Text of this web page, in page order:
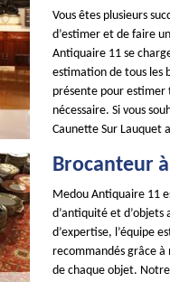
Vous êtes plusieurs
d’estimer et de faire
Antiquaire 11 se
estimation de tous les
présente pour estimer
nécessaire. Si vous
Caunette Sur Lauquet
Brocanteur
Medou Antiquaire 11
d’antiquité et
d’expertise, l’équipe
recommandés grâce
de chaque objet.